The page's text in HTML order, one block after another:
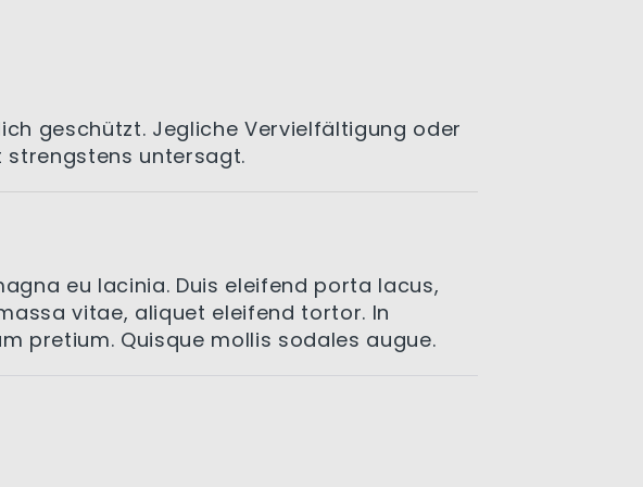
geschützt. Jegliche Vervielfältigung oder
untersagt.
eu lacinia. Duis eleifend porta lacus,
vitae, aliquet eleifend tortor. In
pretium. Quisque mollis sodales augue.